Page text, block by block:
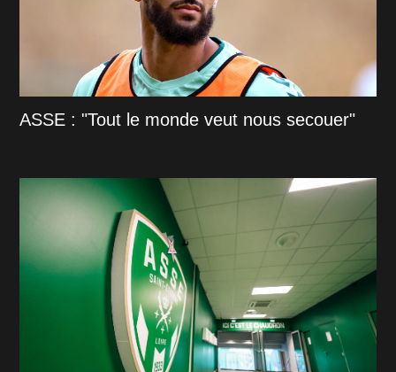
ASSE : "Tout le monde veut nous secouer"